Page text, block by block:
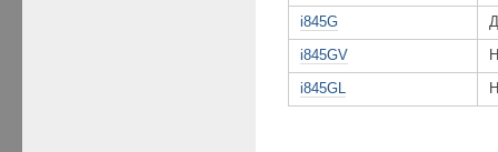
i845G
i845GV
i845GL